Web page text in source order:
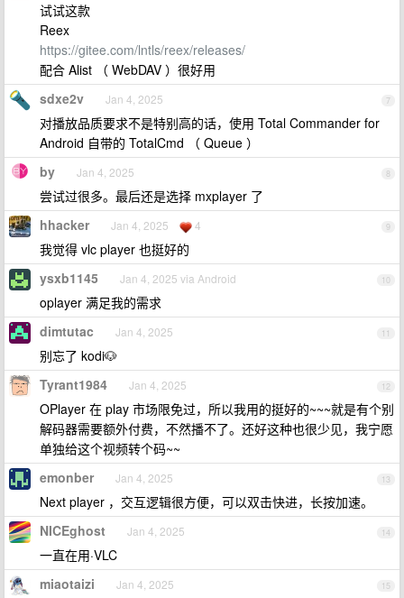
试试这款
Reex
https://gitee.com/lntls/reex/releases/
配合 Alist （ WebDAV ）很好用
7
sdxe2v Jan 4, 2025
对播放品质要求不是特别高的话，使用 Total Commander for
Android 自带的 TotalCmd （ Queue ）
8
by Jan 4, 2025
尝试过很多。最后还是选择 mxplayer 了
9
hhacker Jan 4, 2025 4
我觉得 vlc player 也挺好的
10
ysxb1145 Jan 4, 2025 via Android
oplayer 满足我的需求
11
dimtutac Jan 4, 2025
别忘了 kodi🐶
12
Tyrant1984 Jan 4, 2025
OPlayer 在 play 市场限免过，所以我用的挺好的~~~就是有个别
解码器需要额外付费，不然播不了。还好这种也很少见，我宁愿
单独给这个视频转个码~~
13
emonber Jan 4, 2025
Next player ，交互逻辑很方便，可以双击快进，长按加速。
14
NICEghost Jan 4, 2025
一直在用·VLC
15
miaotaizi Jan 4, 2025